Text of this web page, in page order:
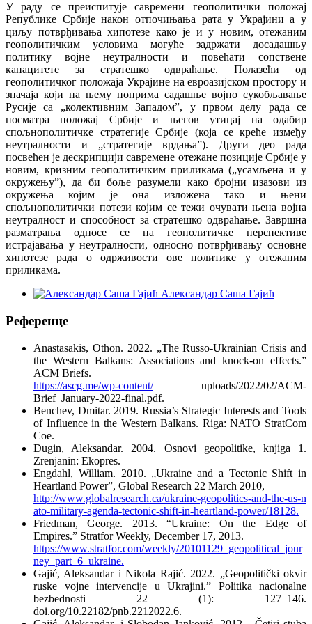
У раду се преиспитује савремени геополитички положај
Републике Србије након отпочињања рата у Украјини а у
циљу потврђивања хипотезе како је и у новим, отежаним
геополитичким условима могуће задржати досадашњу
политику војне неутралности и повећати сопствене
капацитете за стратешко одвраћање. Полазећи од
геополитичког положаја Украјине на евроазијском простору и
значаја који на њему поприма садашње војно сукобљавање
Русије са „колективним Западом”, у првом делу рада се
посматра положај Србије и његов утицај на одабир
спољнополитичке стратегије Србије (која се креће између
неутралности и „стратегије врдања”). Други део рада
посвећен је дескрипцији савремене отежане позиције Србије у
новим, кризним геополитичким приликама („усамљена и у
окружењу”), да би боље разумели како бројни изазови из
окружења којим је она изложена тако и њени
спољнополитички потези којим се тежи очувати њена војна
неутралност и способност за стратешко одвраћањe. Завршна
разматрања односе се на геополитичке перспективе
истрајавања у неутралности, односно потврђивању основне
хипотезе рада о одрживости ове политике у отежаним
приликама.
Александар Саша Гајић
Референце
Anastasakis, Othon. 2022. „The Russo-Ukrainian Crisis and
the Western Balkans: Associations and knock-on effects.ˮ
ACM Briefs.
https://ascg.me/wp-content/uploads/2022/02/ACM-
Brief_January-2022-final.pdf.
Benchev, Dmitar. 2019. Russia’s Strategic Interests and Tools
of Influence in the Western Balkans. Riga: NATO StratCom
Coe.
Dugin, Aleksandar. 2004. Osnovi geopolitike, knjiga 1.
Zrenjanin: Ekopres.
Engdahl, William. 2010. „Ukraine and a Tectonic Shift in
Heartland Power”, Global Research 22 March 2010,
http://www.globalresearch.ca/ukraine-geopolitics-and-the-us-n
ato-military-agenda-tectonic-shift-in-heartland-power/18128.
Friedman, George. 2013. “Ukraine: On the Edge of
Empires.” Stratfor Weekly, December 17, 2013.
https://www.stratfor.com/weekly/20101129_geopolitical_jour
ney_part_6_ukraine.
Gajić, Aleksandar i Nikola Rajić. 2022. „Geopolitički okvir
ruske vojne intervencije u Ukrajini.” Politika nacionalne
bezbednosti 22 (1): 127–146.
doi.org/10.22182/pnb.2212022.6.